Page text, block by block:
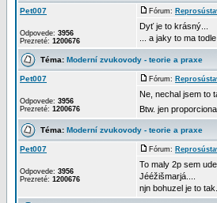
Pet007
Odpovede: 3956
Prezreté: 1200676
Fórum:
Dyť je to krásný...
... a jaky to ma
Téma: Moderní zvukovody - teorie a praxe
Pet007
Odpovede: 3956
Prezreté: 1200676
Fórum:
Ne, nechal jsem to
Btw. jen
Téma: Moderní zvukovody - teorie a praxe
Pet007
Odpovede: 3956
Prezreté: 1200676
Fórum:
To maly 2p sem
Jééžišmarjá....
njn bohuzel je to